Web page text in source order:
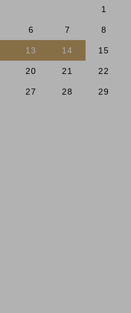
1
6 7 8
13 14 15
20 21 22
27 28 29